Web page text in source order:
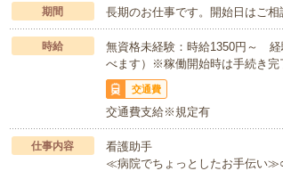
期間 長期のお仕事です。開始日はご
時給
無資格未経験：時給1350円～
べます）※稼働開始時は手続き完
交通費
交通費支給※規定有
仕事内容
看護助手
≪病院でちょっとしたお手伝い